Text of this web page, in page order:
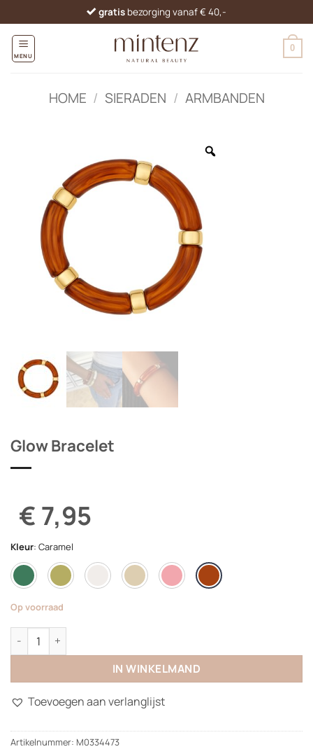
naar
inhoud
gratis bezorging vanaf € 40,-
MENU
0
HOME / SIERADEN / ARMBANDEN
Glow Bracelet
€ 7,95
Kleur: Caramel
Op voorraad
Glow Bracelet aantal
IN WINKELMAND
Toevoegen aan verlanglijst
Artikelnummer: M0334473